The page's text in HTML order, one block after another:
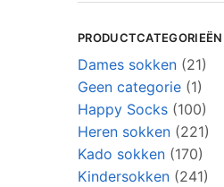
PRODUCTCATEGORIEËN
Dames sokken (21)
Geen categorie (1)
Happy Socks (100)
Heren sokken (221)
Kado sokken (170)
Kindersokken (241)